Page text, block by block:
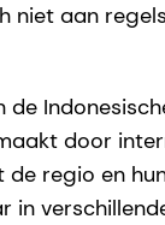
niet aan
door
regio en